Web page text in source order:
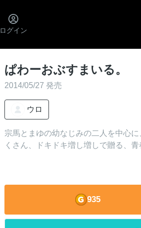
ログイン
ぱわーおぶすまいる。
2014/05/27 発売
ウロ
宗馬とまゆの幼なじみの二人を中心
くさん、ドキドキ増し増しで贈る、
935